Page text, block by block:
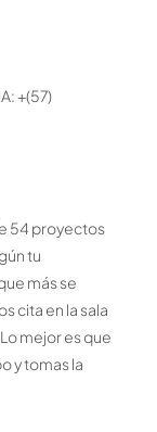
+(57)
54 proyectos
tu
más se
cita en la sala
mejor es que
y tomas la